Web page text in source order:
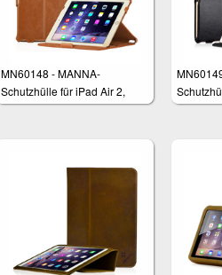
MN60148 - MANNA-
Schutzhülle für iPad Air 2,
iPad 6
6